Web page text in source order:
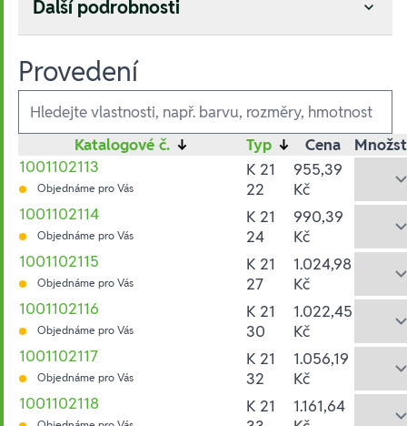
Další podrobnosti
Provedení
Ausführungen
Katalogové č. ↓ Typ ↓ Cena
1001102113
Objednáme pro Vás
K 21
22
955,39
Kč
1001102114
Objednáme pro Vás
K 21
24
990,39
Kč
1001102115
Objednáme pro Vás
K 21
27
1.024,98
Kč
1001102116
Objednáme pro Vás
K 21
30
1.022,45
Kč
1001102117
Objednáme pro Vás
K 21
32
1.056,19
Kč
1001102118
K 21
1.161,64